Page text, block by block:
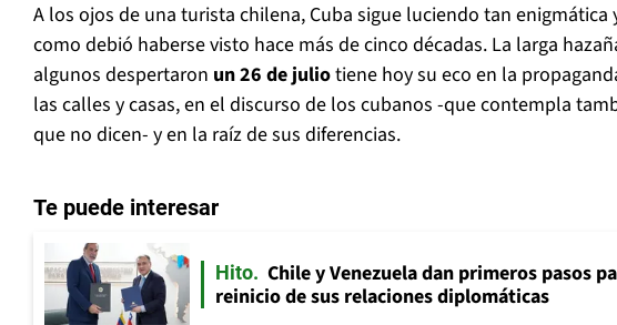
A los ojos de una turista chilena, Cuba sigue luciendo tan enigmática
como debió haberse visto hace más de cinco décadas. La larga
algunos despertaron un 26 de juliotiene hoy su eco en la
las calles y casas, en el discurso de los cubanos -que contempla
que no dicen- y en la raíz de sus diferencias.
Te puede interesar
Hito
Chile y Venezuela dan primeros pasos
reinicio de sus relaciones diplomáticas